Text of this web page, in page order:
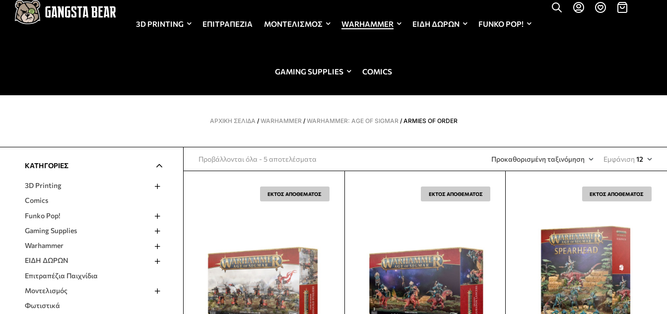
3D PRINTING ΕΠΙΤΡΑΠΈΖΙΑ ΜΟΝΤΕΛΙΣΜΌΣ WARHAMMER ΕΊΔΗ ΔΏΡΩΝ FUNKO POP!
GAMING SUPPLIES COMICS
ΑΡΧΙΚΉ ΣΕΛΊΔΑ / WARHAMMER / WARHAMMER: AGE OF SIGMAR / ARMIES OF ORDER
Προβάλλονται όλα - 5 αποτελέσματα Προκαθορισμένη ταξινόμηση Εμφάνιση 12
ΕΚΤΟΣ ΑΠΟΘΕΜΑΤΟΣ ΕΚΤΟΣ ΑΠΟΘΕΜΑΤΟΣ ΕΚΤΟΣ ΑΠΟΘΕΜΑΤΟΣ
ΚΑΤΗΓΟΡΙΕΣ
3D Printing
Comics
Funko Pop!
Gaming Supplies
Warhammer
ΕΙΔΗ ΔΩΡΩΝ
Επιτραπέζια Παιχνίδια
Μοντελισμός
Φωτιστικά